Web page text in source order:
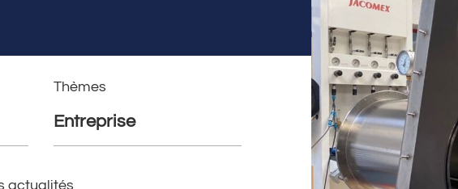
Thèmes
Entreprise
actualités